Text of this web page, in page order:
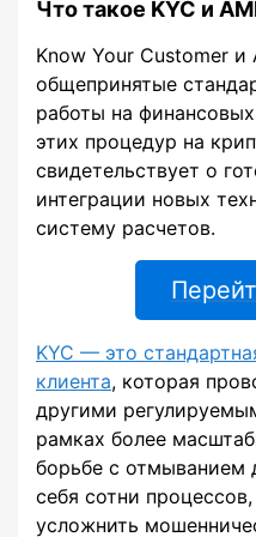
Что такое KYC и
Know Your Customer
общепринятые
работы на
этих процедур на
свидетельствует о
интеграции новых
систему расчетов.
KYC — это
клиента, которая
другими
рамках более
борьбе с отмыванием
себя сотни
усложнить